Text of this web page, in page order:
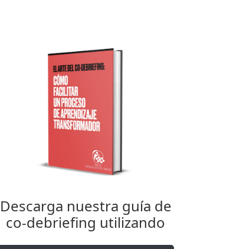
Descarga nuestra guía de
co-debriefing utilizando